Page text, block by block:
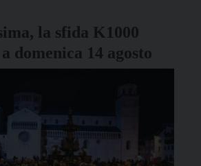
la sfida K1000
domenica 14 agosto